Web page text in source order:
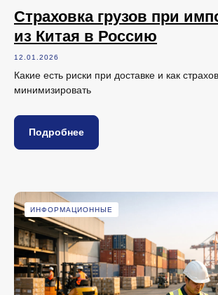
Страховка грузов при
из Китая в Россию
12.01.2026
Какие есть риски при доставке и как
минимизировать
Подробнее
ИНФОРМАЦИОННЫЕ